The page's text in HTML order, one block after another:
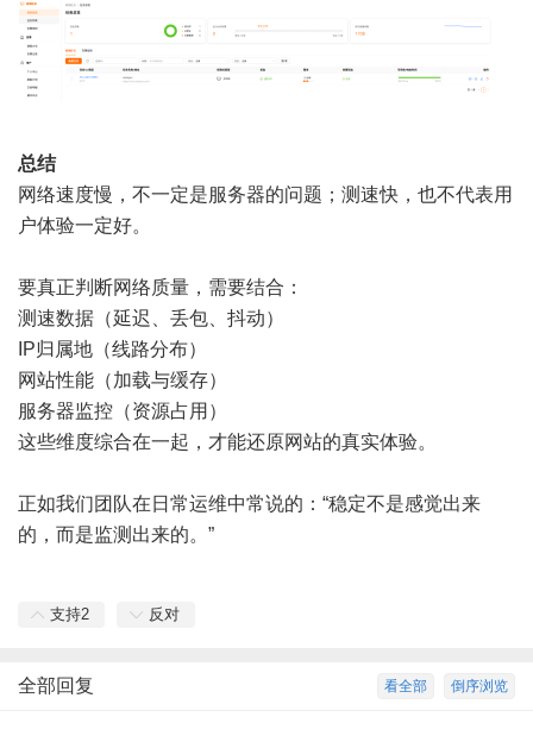
总结
网络速度慢，不一定是服务器的问题；测速快，也不代表用
户体验一定好。
要真正判断网络质量，需要结合：
测速数据（延迟、丢包、抖动）
IP归属地（线路分布）
网站性能（加载与缓存）
服务器监控（资源占用）
这些维度综合在一起，才能还原网站的真实体验。
正如我们团队在日常运维中常说的：“稳定不是感觉出来
的，而是监测出来的。”
支持2 反对
倒序浏览
看全部
全部回复